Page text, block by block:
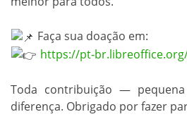
Faça sua doação em:
https://pt-
Toda contribuição —
diferença. Obrigado por fazer